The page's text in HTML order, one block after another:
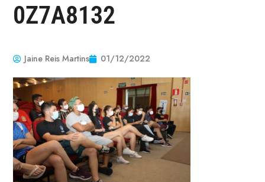
0Z7A8132
Jaine Reis Martins 01/12/2022